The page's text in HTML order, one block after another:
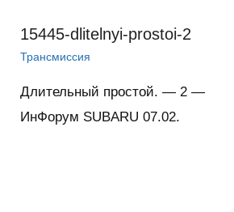
15445-dlitelnyi-prostoi-2
Трансмиссия
Длительный простой. — 2 —
ИнФорум SUBARU 07.02.